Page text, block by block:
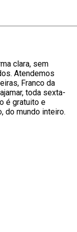
clara, sem
Atendemos
Franco da
toda sexta-
é gratuito e
do mundo inteiro.